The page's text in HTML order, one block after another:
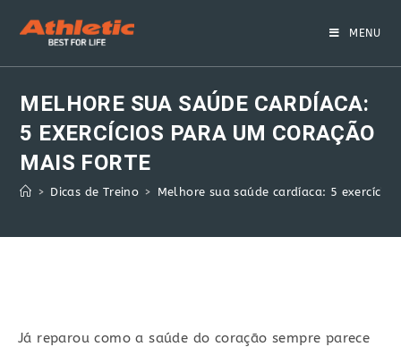
MENU
MELHORE SUA SAÚDE CARDÍACA:
5 EXERCÍCIOS PARA UM CORAÇÃO
MAIS FORTE
> Dicas de Treino > Melhore sua saúde cardíaca: 5
Já reparou como a saúde do coração sempre parece